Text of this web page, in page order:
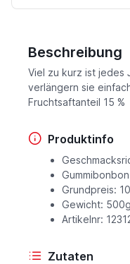
Beschreibung
Viel zu kurz ist jedes
verlängern sie
Fruchtsaftanteil 15 %
Produktinfo
Grundpreis:
Gewicht: 500g
Artikelnr:
Zutaten